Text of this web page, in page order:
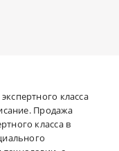
класса
Продажа
класса в